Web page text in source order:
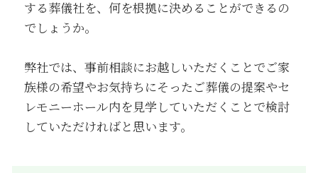
する葬儀社を、何を根拠に決めることができるの
でしょうか。
弊社では、事前相談にお越しいただくことでご家
族様の希望やお気持ちにそったご葬儀の提案やセ
レモニーホール内を見学していただくことで検討
していただければと思います。